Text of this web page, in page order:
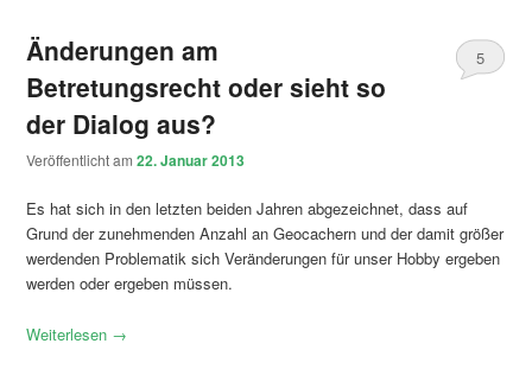
Änderungen am
Betretungsrecht oder sieht so
der Dialog aus?
Veröffentlicht am22. Januar 2013
5
Es hat sich in den letzten beiden Jahren abgezeichnet, dass auf
Grund der zunehmenden Anzahl an Geocachern und der damit größer
werdenden Problematik sich Veränderungen für unser Hobby ergeben
werden oder ergeben müssen.
Weiterlesen →